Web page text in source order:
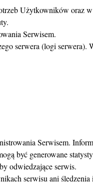
Użytkowników oraz
Serwisem.
serwera (logi serwera).
Serwisem.
być generowane
odwiedzające serwis.
serwisu ani